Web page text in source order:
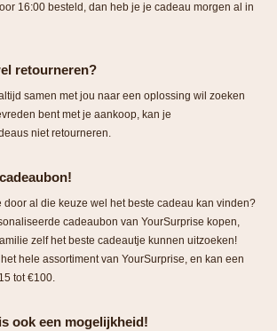
16:00 besteld, dan heb je je cadeau morgen al in
retourneren?
samen met jou naar een oplossing wil zoeken
bent met je aankoop, kan je
niet retourneren.
door al die keuze wel het beste cadeau kan vinden?
cadeaubon van YourSurprise kopen,
zelf het beste cadeautje kunnen uitzoeken!
hele assortiment van YourSurprise, en kan een
tot €100.
ook een mogelijkheid!